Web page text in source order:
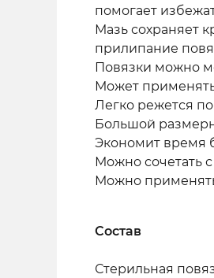
помогает
Мазь сохраняет
прилипание
Повязки можно
Может
Легко режется
Большой
Экономит время
Можно сочетать
Можно
Состав
Стерильная